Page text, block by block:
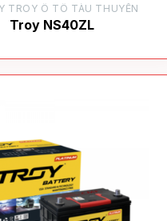
TROY Ô TÔ TÀU THUYỀN
Troy NS40ZL